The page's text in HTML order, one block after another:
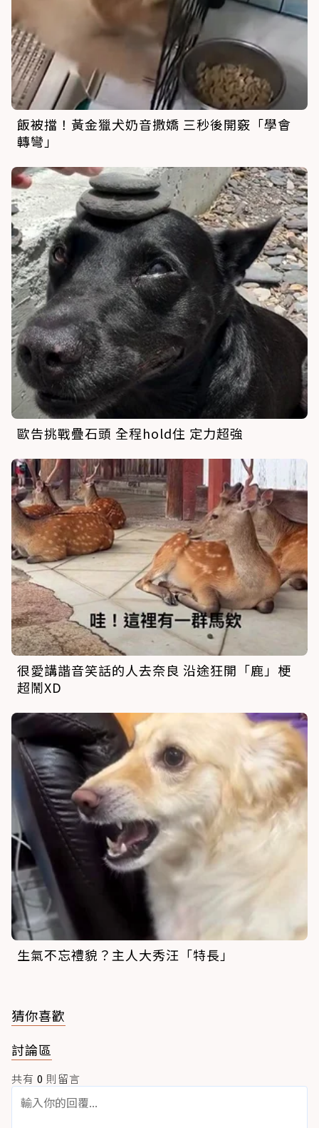
飯被擋！黃金獵犬奶音撒嬌 三秒後開竅「學會
轉彎」
歐告挑戰疊石頭 全程hold住 定力超強
很愛講諧音笑話的人去奈良 沿途狂開「鹿」梗
超鬧XD
生氣不忘禮貌？主人大秀汪「特長」
猜你喜歡
討論區
共有 0 則留言